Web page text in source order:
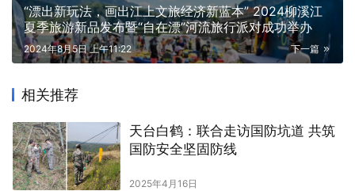
“漂出新玩法，画出江上文旅经济新蓝本” 2024柳溪江
夏季旅游新品发布暨“自在漂”河流旅行派对成功举办
下一篇
2024年8月5日 上午11:22
相关推荐
天台白鹤：联合走访国防坑道 共筑
国防安全坚固防线
2025年4月16日